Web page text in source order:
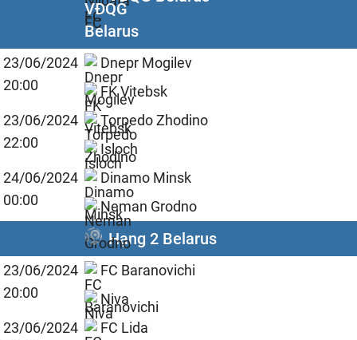
23/06/2024
20:00
Dnepr Mogilev
FK Vitebsk
23/06/2024
22:00
Torpedo Zhodino
Isloch
24/06/2024
00:00
Dinamo Minsk
Neman Grodno
Hạng 2 Belarus
23/06/2024
20:00
FC Baranovichi
Niva
23/06/2024
FC Lida